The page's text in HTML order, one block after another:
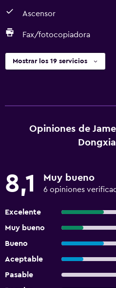
Ascensor
Fax/fotocopiadora
Mostrar los 19 servicios
Opiniones de
8,1 Muy bueno
6 opiniones
Excelente
Muy bueno
Bueno
Aceptable
Pasable